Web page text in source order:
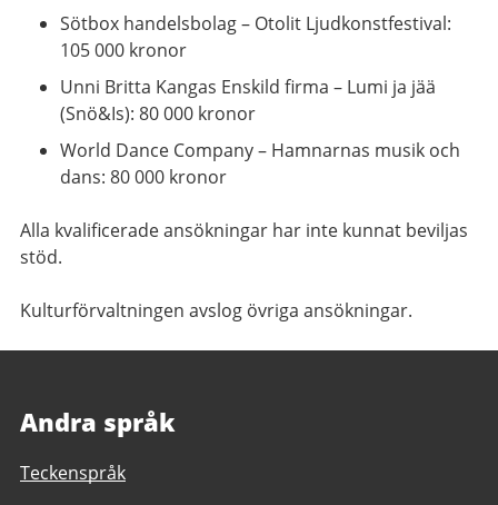
Sötbox handelsbolag – Otolit Ljudkonstfestival:
105 000 kronor
Unni Britta Kangas Enskild firma – Lumi ja jää
(Snö&Is): 80 000 kronor
World Dance Company – Hamnarnas musik och
dans: 80 000 kronor
Alla kvalificerade ansökningar har inte kunnat beviljas
stöd.
Kulturförvaltningen avslog övriga ansökningar.
Andra språk
Teckenspråk